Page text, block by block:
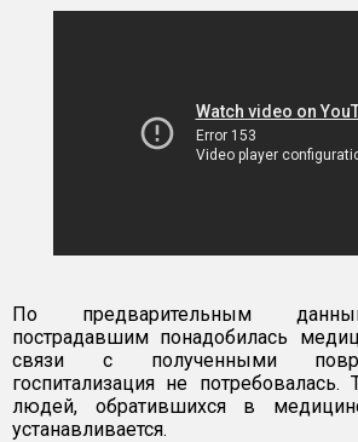
По предварительным
пострадавшим понадобилась
связи с полученными
госпитализация не потребовалась.
людей, обратившихся в
устанавливается.